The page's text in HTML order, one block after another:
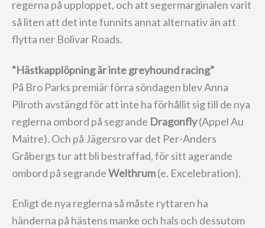
regerna på upploppet, och att segermarginalen varit
så liten att det inte funnits annat alternativ än att
flytta ner Bolivar Roads.
“Hästkapplöpning är inte greyhound racing”
På Bro Parks premiär förra söndagen blev Anna
Pilroth avstängd för att inte ha förhållit sig till de nya
reglerna ombord på segrande Dragonfly(Appel Au
Maitre). Och på Jägersro var det Per-Anders
Gråbergs tur att bli bestraffad, för sitt agerande
ombord på segrandeWelthrum(e. Excelebration).
Enligt de nya reglerna så måste ryttaren ha
händerna på hästens manke och hals och dessutom